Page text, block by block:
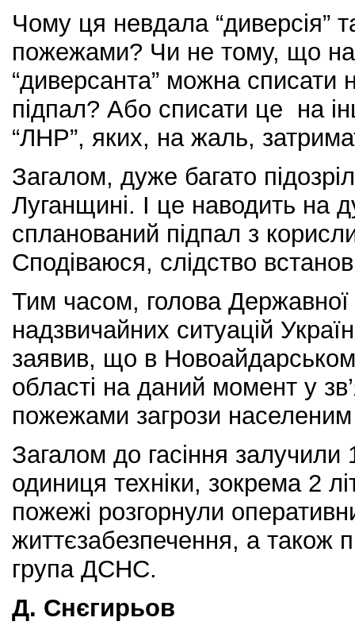
Чому ця невдала “диверсія”
пожежами? Чи не тому, що на
“диверсанта” можна списати
підпал? Або списати це на
“ЛНР”, яких, на жаль,
Загалом, дуже багато
Луганщині. І це наводить на
спланований підпал з
Сподіваюся, слідство
Тим часом, голова
надзвичайних ситуацій
заявив, що в
області на даний момент у
пожежами загрози
Загалом до гасіння залучили
одиниця техніки, зокрема 2
пожежі розгорнули
життєзабезпечення, а також
група ДСНС.
Д. Снєгирьов